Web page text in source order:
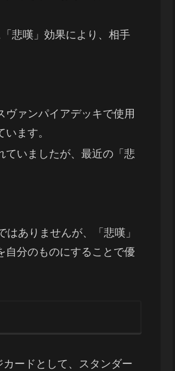
悲嘆」効果により、相手
ァンパイアデッキで使用
ます。
ていましたが、最近の「悲
ありませんが、「悲嘆」
自分のものにすることで優
ードとして、スタンダー